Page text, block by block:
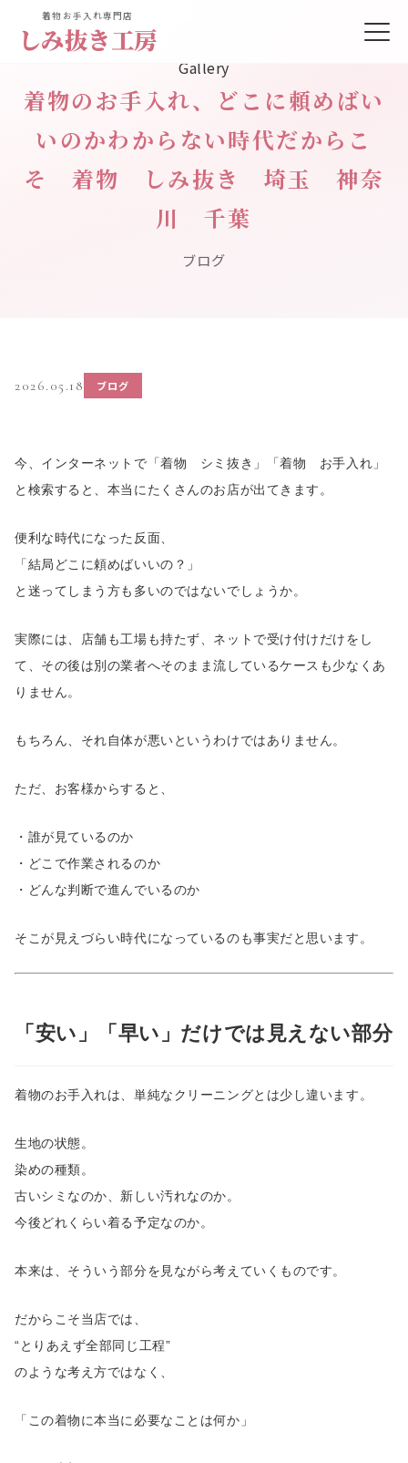
着物お手入れ専門店
しみ抜き工房
Gallery
着物のお手入れ、どこに頼めばい
いのかわからない時代だからこ
そ 着物 しみ抜き 埼玉 神奈
川 千葉
ブログ
2026.05.18 ブログ
今、インターネットで「着物 シミ抜き」「着物 お手入れ」
と検索すると、本当にたくさんのお店が出てきます。
便利な時代になった反面、
「結局どこに頼めばいいの？」
と迷ってしまう方も多いのではないでしょうか。
実際には、店舗も工場も持たず、ネットで受け付けだけをし
て、その後は別の業者へそのまま流しているケースも少なくあ
りません。
もちろん、それ自体が悪いというわけではありません。
ただ、お客様からすると、
・誰が見ているのか
・どこで作業されるのか
・どんな判断で進んでいるのか
そこが見えづらい時代になっているのも事実だと思います。
「安い」「早い」だけでは見えない部分
着物のお手入れは、単純なクリーニングとは少し違います。
生地の状態。
染めの種類。
古いシミなのか、新しい汚れなのか。
今後どれくらい着る予定なのか。
本来は、そういう部分を見ながら考えていくものです。
だからこそ当店では、
“とりあえず全部同じ工程”
のような考え方ではなく、
「この着物に本当に必要なことは何か」